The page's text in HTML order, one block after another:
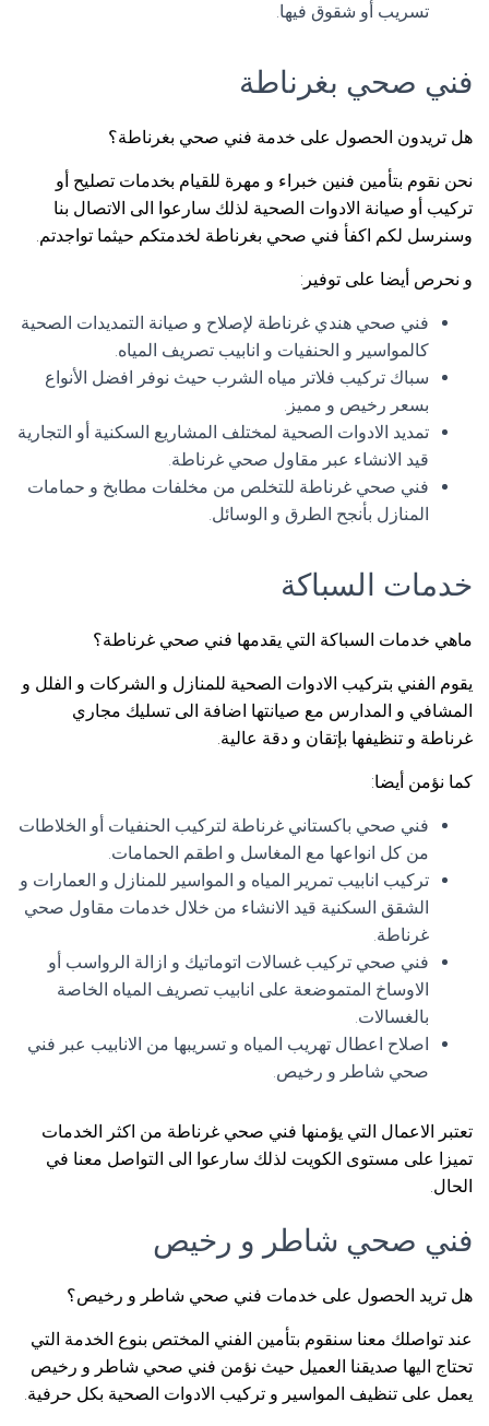
تسريب أو شقوق فيها.
فني صحي بغرناطة
هل تريدون الحصول على خدمة فني صحي بغرناطة؟
نحن نقوم بتأمين فنين خبراء و مهرة للقيام بخدمات تصليح أو
تركيب أو صيانة الادوات الصحية لذلك سارعوا الى الاتصال بنا
وسنرسل لكم اكفأ فني صحي بغرناطة لخدمتكم حيثما تواجدتم.
و نحرص أيضا على توفير:
فني صحي هندي غرناطة لإصلاح و صيانة التمديدات الصحية
كالمواسير و الحنفيات و انابيب تصريف المياه.
سباك تركيب فلاتر مياه الشرب حيث نوفر افضل الأنواع
بسعر رخيص و مميز.
تمديد الادوات الصحية لمختلف المشاريع السكنية أو التجارية
قيد الانشاء عبر مقاول صحي غرناطة.
فني صحي غرناطة للتخلص من مخلفات مطابخ و حمامات
المنازل بأنجح الطرق و الوسائل.
خدمات السباكة
ماهي خدمات السباكة التي يقدمها فني صحي غرناطة؟
يقوم الفني بتركيب الادوات الصحية للمنازل و الشركات و الفلل و
المشافي و المدارس مع صيانتها اضافة الى تسليك مجاري
غرناطة و تنظيفها بإتقان و دقة عالية.
كما نؤمن أيضا:
فني صحي باكستاني غرناطة لتركيب الحنفيات أو الخلاطات
من كل انواعها مع المغاسل و اطقم الحمامات.
تركيب انابيب تمرير المياه و المواسير للمنازل و العمارات و
الشقق السكنية قيد الانشاء من خلال خدمات مقاول صحي
غرناطة.
فني صحي تركيب غسالات اتوماتيك و ازالة الرواسب أو
الاوساخ المتموضعة على انابيب تصريف المياه الخاصة
بالغسالات.
اصلاح اعطال تهريب المياه و تسريبها من الانابيب عبر فني
صحي شاطر و رخيص.
تعتبر الاعمال التي يؤمنها فني صحي غرناطة من اكثر الخدمات
تميزا على مستوى الكويت لذلك سارعوا الى التواصل معنا في
الحال.
فني صحي شاطر و رخيص
هل تريد الحصول على خدمات فني صحي شاطر و رخيص؟
عند تواصلك معنا سنقوم بتأمين الفني المختص بنوع الخدمة التي
تحتاج اليها صديقنا العميل حيث نؤمن فني صحي شاطر و رخيص
يعمل على تنظيف المواسير و تركيب الادوات الصحية بكل حرفية.